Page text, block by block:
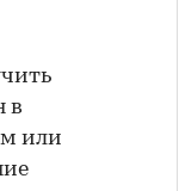
в
или